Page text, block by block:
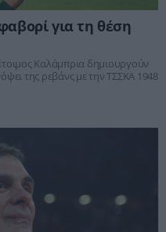
για τη θέση
Καλάμπρια δημιουργούν
της ρεβάνς με την ΤΣΣΚΑ 1948